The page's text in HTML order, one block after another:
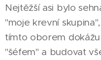
Nejtěžší asi bylo
"moje krevní
tímto oborem
"šéfem" a budovat